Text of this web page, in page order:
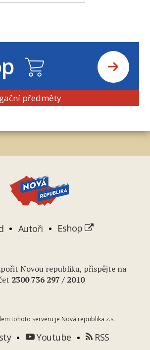
předměty
Autoři Eshop
Novou republiku, přispějte na
2300 736 297 / 2010
tohoto serveru je Nová republika z.s.
Youtube RSS